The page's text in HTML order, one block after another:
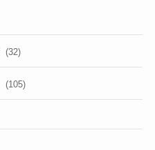
(32)
(105)